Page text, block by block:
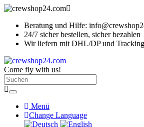
Beratung und Hilfe:
24/7 sicher bestellen, sicher bezahlen
Wir liefern mit DHL/DP und Tracking
Come fly with us!
Menü
Change Language